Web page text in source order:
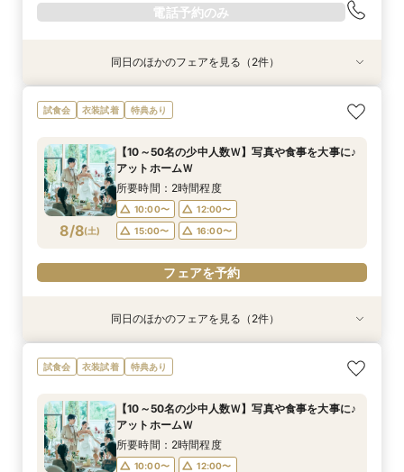
電話予約のみ
衣装試着 特典あり
8/7( 金)
＼神前式をご検討のお二人へ／各神社式＆リアン
神殿見学×和装試着＆人気食べ比べ試食
11:30〜
電話予約のみ
衣装試着 特典あり
8/7( 金)
人気No,1 ＼初めて見学がおトク★／豪華コース
試食×30,000円GIFT付相談会
10:00〜
12:00〜
15:00〜
16:00〜
同日のほかのフェアを見る（2件）
試食会 衣装試着 特典あり
8/8(土)
【10～50名の少中人数Ｗ】写真や食事を大事に♪
アットホームＷ
所要時間：2時間程度
10:00〜
12:00〜
15:00〜
16:00〜
フェアを予約
衣装試着 特典あり
8/8(土)
＼神前式をご検討のお二人へ／各神社式＆リアン
神殿見学×和装試着＆人気食べ比べ試食
11:30〜
衣装試着 特典あり
8/8(土)
人気No,1 ＼初めて見学がおトク★／豪華コース
試食×30,000円GIFT付相談会
10:00〜
12:00〜
15:00〜
16:00〜
同日のほかのフェアを見る（2件）
試食会 衣装試着 特典あり
【10～50名の少中人数Ｗ】写真や食事を大事に♪
アットホームＷ
所要時間：2時間程度
10:00〜
12:00〜